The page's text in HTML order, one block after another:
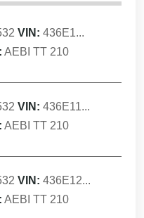
VIN: 436E1...
AEBI TT 210
VIN: 436E11...
AEBI TT 210
VIN: 436E12...
AEBI TT 210